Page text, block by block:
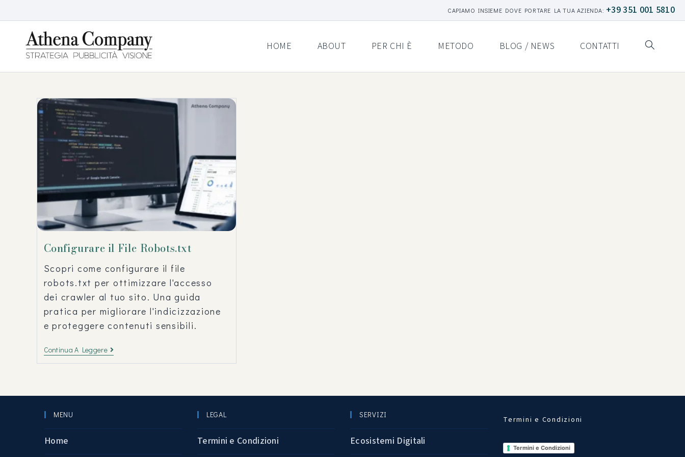
CAPIAMO INSIEME DOVE PORTARE LA TUA AZIENDA: +39 351 001 5810
HOME ABOUT PER CHI È METODO BLOG / NEWS CONTATTI
Configurare il File Robots.txt
Scopri come configurare il file
robots.txt per ottimizzare l'accesso
dei crawler al tuo sito. Una guida
pratica per migliorare l'indicizzazione
e proteggere contenuti sensibili.
Continua A Leggere
MENU
Home
LEGAL
Termini e Condizioni
SERVIZI
Ecosistemi Digitali
Termini e Condizioni
Termini e Condizioni